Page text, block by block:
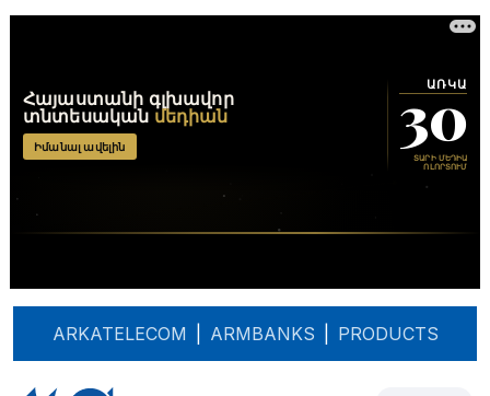
ARKATELECOM ARMBANKS PRODUCTS